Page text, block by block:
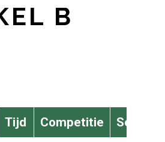
B
Tijd Competitie Seizoen